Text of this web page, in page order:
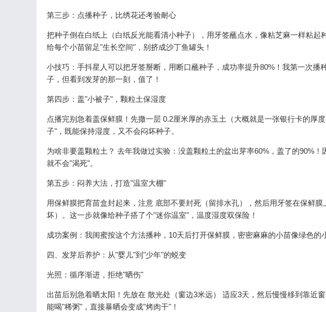
第三步：点播种子，比绣花还考验耐心
把种子倒在白纸上（白纸反光能看清小种子），用牙签蘸点水，像粘芝麻一样粘起
给每个小苗留足"生长空间"，别挤成沙丁鱼罐头！
小技巧：手抖星人可以把牙签掰断，用断口蘸种子，成功率提升80%！我第一次播
子，但看到发芽的那一刻，值了！
第四步：盖"小被子"，颗粒土保湿度
点播完别急着盖保鲜膜！先撒一层 0.2厘米厚的赤玉土（大概就是一张银行卡的厚
子"，既能保持湿度，又不会闷坏种子。
为啥非要盖颗粒土？ 去年我做过实验：没盖颗粒土的盆出芽率60%，盖了的90%
就不会"渴死"。
第五步：闷养大法，打造"温室大棚"
用保鲜膜把育苗盒封起来，注意 底部不要封死（留排水孔），然后用牙签在保鲜
坏）。这一步就像给种子搭了个"迷你温室"，温度湿度双保险！
成功案例：我闺蜜按这个方法播种，10天后打开保鲜膜，密密麻麻的小苗像绿色的
四、发芽后养护：从"婴儿"到"少年"的蜕变
光照：循序渐进，拒绝"晒伤"
出苗后别急着晒太阳！先放在 散光处（窗边3米远） 适应3天，然后慢慢移到靠近
能喝"稀粥"，直接暴晒会变成"烤肉干"！